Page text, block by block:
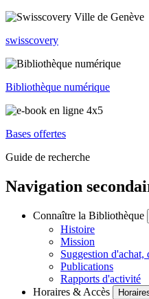
swisscovery
Bibliothèque numérique
Bases offertes
Guide de recherche
Navigation
Connaître la Bibliothèque
Histoire
Mission
Suggestion
Publications
Rapports d'activité
Horaires & Accès